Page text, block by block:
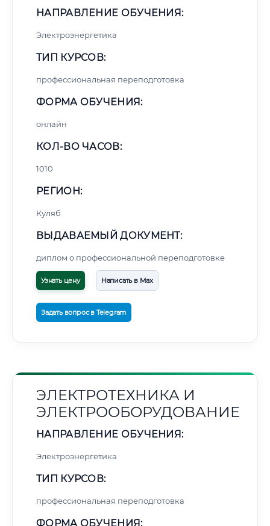
НАПРАВЛЕНИЕ ОБУЧЕНИЯ:
Электроэнергетика
ТИП КУРСОВ:
профессиональная переподготовка
ФОРМА ОБУЧЕНИЯ:
онлайн
КОЛ-ВО ЧАСОВ:
1010
РЕГИОН:
Куляб
ВЫДАВАЕМЫЙ ДОКУМЕНТ:
диплом о профессиональной переподготовке
Узнать цену Написать в Max
Задать вопрос в Telegram
ЭЛЕКТРОТЕХНИКА И
ЭЛЕКТРООБОРУДОВАНИЕ
НАПРАВЛЕНИЕ ОБУЧЕНИЯ:
Электроэнергетика
ТИП КУРСОВ:
профессиональная переподготовка
ФОРМА ОБУЧЕНИЯ: